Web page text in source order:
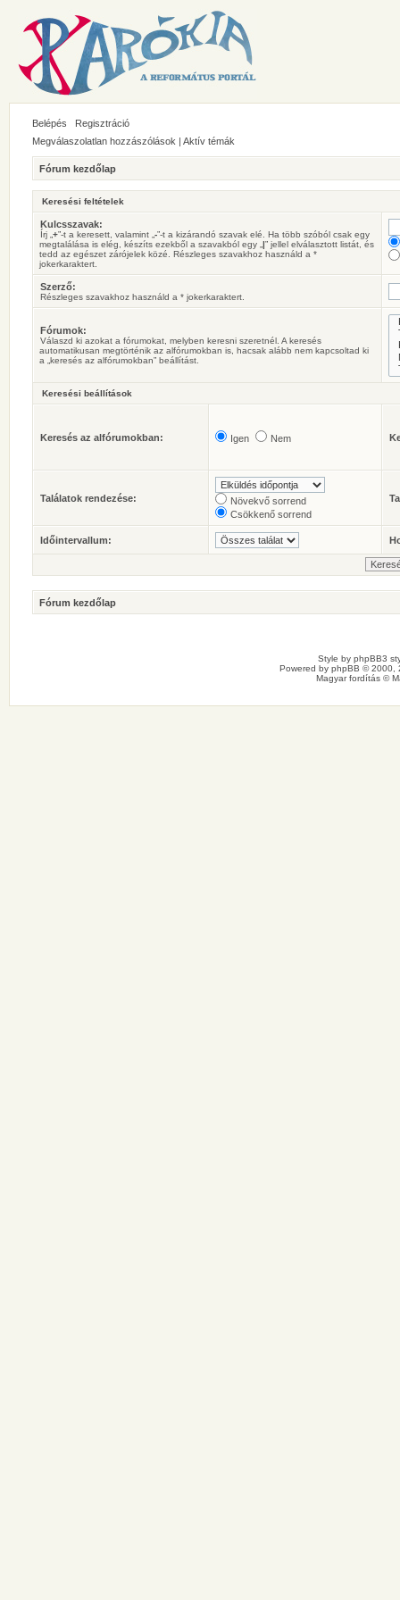
Belépés
Regisztráció
Megválaszolatlan hozzászólások | Aktív témák
Fórum kezdőlap
Keresési feltételek
Kulcsszavak:
Írj „ +”-t a keresett, valamint „ -”-t a kizárandó szavak elé. Ha több szóból csak egy
megtalálása is elég, készíts ezekből a szavakból egy „ |” jellel elválasztott listát, és
tedd az egészet zárójelek közé. Részleges szavakhoz használd a *
jokerkaraktert.
Szerző:
Részleges szavakhoz használd a * jokerkaraktert.
Fórumok:
Válaszd ki azokat a fórumokat, melyben keresni szeretnél. A keresés
automatikusan megtörténik az alfórumokban is, hacsak alább nem kapcsoltad ki
a „keresés az alfórumokban” beállítást.
Keresési beállítások
Keresés az alfórumokban: Igen Nem
Találatok rendezése:
Növekvő sorrend
Csökkenő sorrend
Időintervallum:
Fórum kezdőlap
Style by phpBB3
Powered by phpBB © 2000,
Magyar fordítás ©